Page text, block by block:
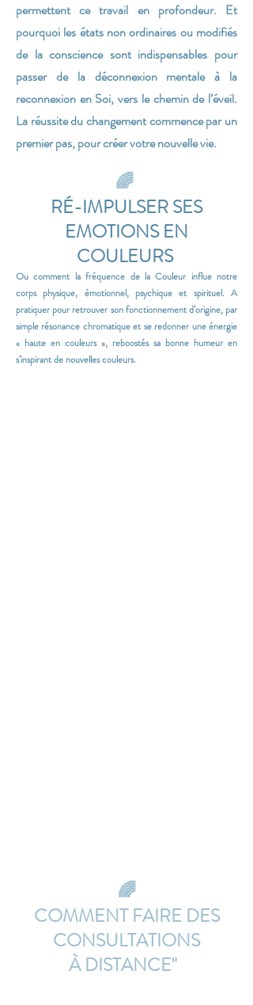
permettent ce travail en profondeur. Et
pourquoi les états non ordinaires ou modifiés
de la conscience sont indispensables pour
passer de la déconnexion mentale à la
reconnexion en Soi, vers le chemin de l’éveil.
La réussite du changement commence par un
premier pas, pour créer votre nouvelle vie.
🌈
RÉ-IMPULSER SES
EMOTIONS EN
COULEURS
Ou comment la fréquence de la Couleur influe notre
corps physique, émotionnel, psychique et spirituel. A
pratiquer pour retrouver son fonctionnement d’origine, par
simple résonance chromatique et se redonner une énergie
« haute en couleurs », reboostés sa bonne humeur en
s’inspirant de nouvelles couleurs.
🌈
COMMENT FAIRE DES
CONSULTATIONS
À DISTANCE"